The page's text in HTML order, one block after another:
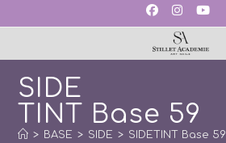
SIDE
TINT Base 59
> BASE > SIDE > SIDETINT Base 59